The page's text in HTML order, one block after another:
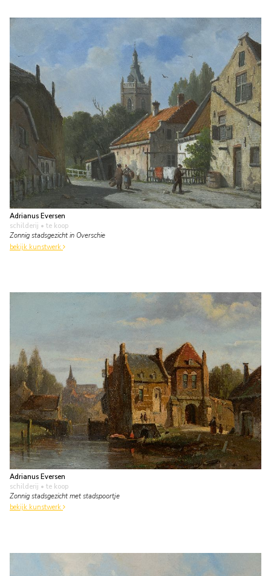
Adrianus Eversen
schilderij • te koop
Zonnig stadsgezicht in Overschie
bekijk kunstwerk
Adrianus Eversen
schilderij • te koop
Zonnig stadsgezicht met stadspoortje
bekijk kunstwerk